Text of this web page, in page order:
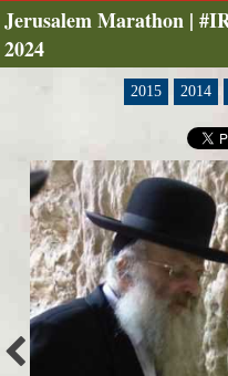
Jerusalem Marathon |
2024
2015 2014